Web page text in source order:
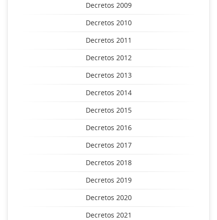
Decretos 2009
Decretos 2010
Decretos 2011
Decretos 2012
Decretos 2013
Decretos 2014
Decretos 2015
Decretos 2016
Decretos 2017
Decretos 2018
Decretos 2019
Decretos 2020
Decretos 2021